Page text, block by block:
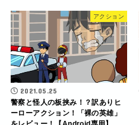
アクション
2021.05.25
警察と怪人の板挟み！？訳ありヒ
ーローアクション！「裸の英雄」